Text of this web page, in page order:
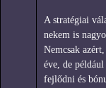
A stratégiai
nekem is
Nemcsak
éve, de
fejlődni és